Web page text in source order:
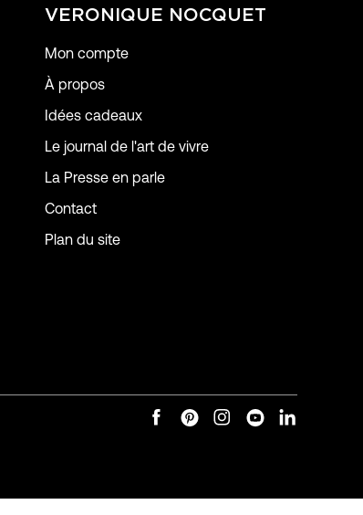
VERONIQUE NOCQUET
Mon compte
À propos
Idées cadeaux
Le journal de l'art de vivre
La Presse en parle
Contact
Plan du site